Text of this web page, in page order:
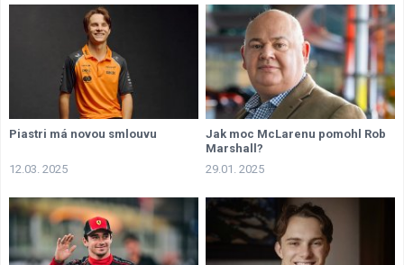
Piastri má novou smlouvu
12.03. 2025
Jak moc McLarenu pomohl Rob
Marshall?
29.01. 2025